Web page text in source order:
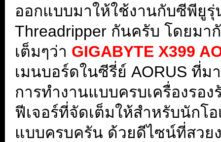
ออกแบบมาให้ใช้งานกับซีพียูรุ่
Threadripper กันครับ โดยม
เต็มๆว่า GIGABYTE X399
เมนบอร์ดในซีรี่ย์ AORUS ที่ม
การทำงานแบบครบเครื่องรอ
ฟีเจอร์ที่จัดเต็มให้สำหรับนักโ
แบบครบครัน ด้วยดีไซน์ที่สว